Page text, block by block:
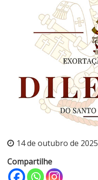
14 de outubro de 2025
Compartilhe